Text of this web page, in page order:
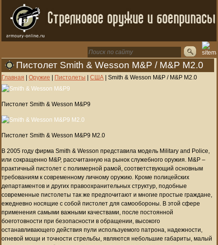
Пистолет Smith & Wesson M&P / M&P M2.0
Главная | Оружие | Пистолеты | США | Smith & Wesson M&P / M&P M2.0
Пистолет Smith & Wesson M&P9
Пистолет Smith & Wesson M&P9 M2.0
В 2005 году фирма Smith & Wesson представила модель Military and Police,
или сокращенно M&P, рассчитанную на рынок служебного оружия. M&P –
практичный пистолет с полимерной рамой, соответствующий основным
требованиям к современному личному оружию. Кроме полицейских
департаментов и других правоохранительных структур, подобные
современные пистолеты так же предпочитают и многие простые граждане,
ежедневно носящие с собой пистолет для самообороны. В этой сфере
применения самыми важными качествами, после постоянной
боеготовности при безопасности в обращении, высокого
останавливающего действия пули используемого патрона, надежности,
огневой мощи и точности стрельбы, являются небольшие габариты, малый